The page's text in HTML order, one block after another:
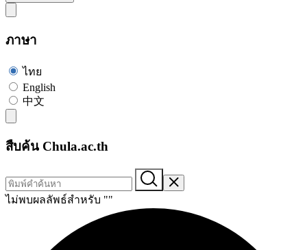
ภาษา
ไทย
English
中文
สืบค้น Chula.ac.th
ไม่พบผลลัพธ์สำหรับ ""